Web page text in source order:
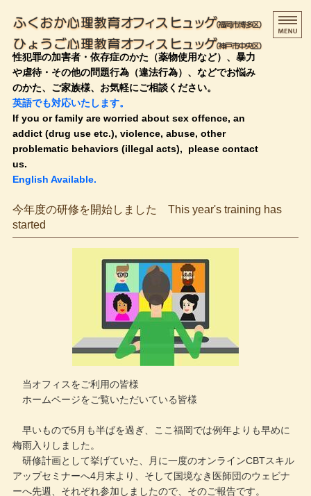
ふく
性犯罪の加害者・依存症のかた（薬物使用など）、暴力
や虐待・その他の問題行為（違法行為）、などでお悩み
のかた、ご家族様、お気軽にご相談ください。
英語でも対応いたします。
If you or family are worried about sex offence, an
addict (drug use etc.), violence, abuse, other
problematic behaviors (illegal acts), please contact
us.
English Available.
HOME
治療・支援の流れ
メールでのお問い合わせ
今年度の研修を開始しました This year's training has
started
当オフィスをご利用の皆様
ホームページをご覧いただいている皆様
早いもので5月も半ばを過ぎ、ここ福岡では例年よりも早めに
梅雨入りしました。
研修計画として挙げていた、月に一度のオンラインCBTスキル
アップセミナーへ4月末より、そして国境なき医師団のウェビナ
ーへ先週、それぞれ参加しましたので、そのご報告です。